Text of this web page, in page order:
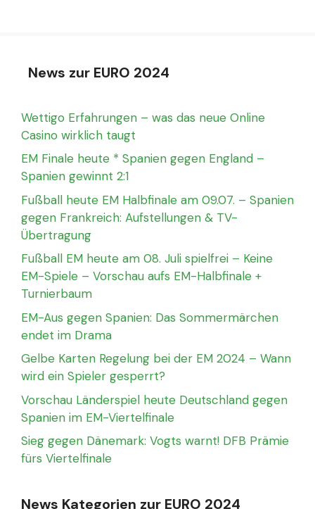
News zur EURO 2024
Wettigo Erfahrungen – was das neue Online
Casino wirklich taugt
EM Finale heute * Spanien gegen England –
Spanien gewinnt 2:1
Fußball heute EM Halbfinale am 09.07. – Spanien
gegen Frankreich: Aufstellungen & TV-
Übertragung
Fußball EM heute am 08. Juli spielfrei – Keine
EM-Spiele – Vorschau aufs EM-Halbfinale +
Turnierbaum
EM-Aus gegen Spanien: Das Sommermärchen
endet im Drama
Gelbe Karten Regelung bei der EM 2024 – Wann
wird ein Spieler gesperrt?
Vorschau Länderspiel heute Deutschland gegen
Spanien im EM-Viertelfinale
Sieg gegen Dänemark: Vogts warnt! DFB Prämie
fürs Viertelfinale
News Kategorien zur EURO 2024